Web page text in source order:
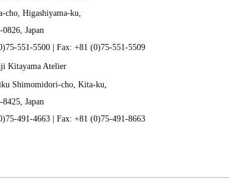
cho, Higashiyama-ku,
Japan
551-5500 | Fax: +81 (0)75-551-5509
Kitayama Atelier
Shimomidori-cho, Kita-ku,
Japan
491-4663 | Fax: +81 (0)75-491-8663